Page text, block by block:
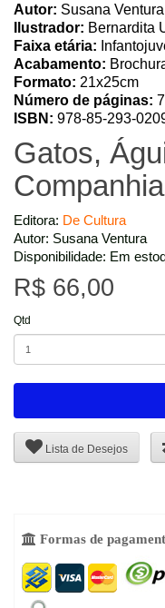
Autor: Susana Ventura
Ilustrador: Bernardita
Faixa etária:
Acabamento:
Formato: 21x25cm
Número de páginas:
ISBN: 978-85-293-
Gatos,
Companhia
Editora: De Cultura
Autor: Susana Ventura
Disponibilidade: Em
R$ 66,00
Qtd
Lista de Desejos
 Formas de